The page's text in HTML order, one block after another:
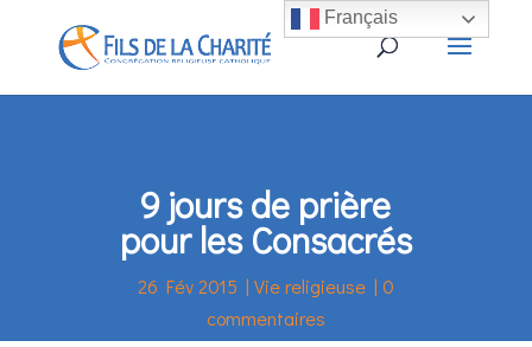
9 jours de prière
pour les Consacrés
26 Fév 2015 | Vie religieuse| 0
commentaires
Français